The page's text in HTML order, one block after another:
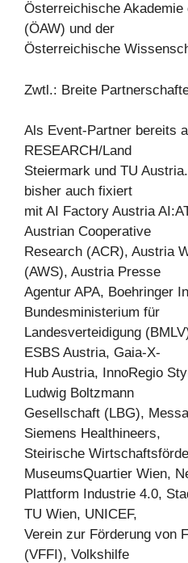
Österreichische
(ÖAW) und der
Österreichische
Zwtl.: Breite
Als Event-Partner bereits
RESEARCH/Land
Steiermark und TU
bisher auch fixiert
mit AI Factory Austria
Austrian Cooperative
Research (ACR), Austria
(AWS), Austria Presse
Agentur APA, Boehringer
Bundesministerium für
Landesverteidigung
ESBS Austria, Gaia-X-
Hub Austria, InnoRegio
Ludwig Boltzmann
Gesellschaft (LBG),
Siemens Healthineers,
Steirische
MuseumsQuartier Wien,
Plattform Industrie 4.0,
TU Wien, UNICEF,
Verein zur Förderung von
(VFFI), Volkshilfe